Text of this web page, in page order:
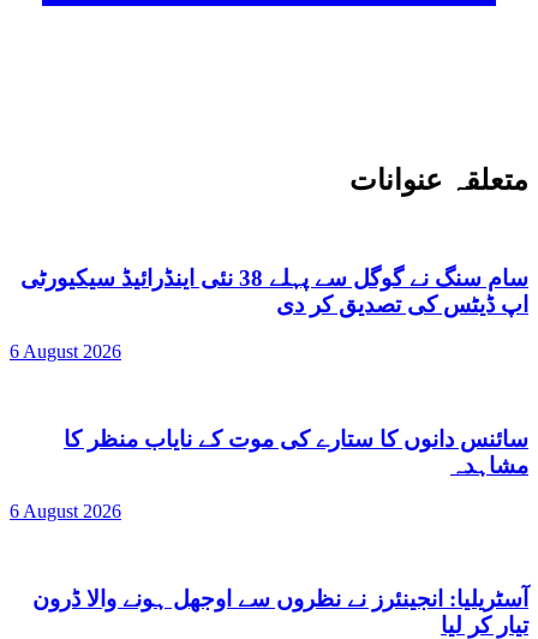
متعلقہ عنوانات
سام سنگ نے گوگل سے پہلے 38 نئی اینڈرائیڈ سیکیورٹی
اپ ڈیٹس کی تصدیق کر دی
6 August 2026
سائنس دانوں کا ستارے کی موت کے نایاب منظر کا
مشاہدہ
6 August 2026
آسٹریلیا: انجینئرز نے نظروں سے اوجھل ہونے والا ڈرون
تیار کر لیا